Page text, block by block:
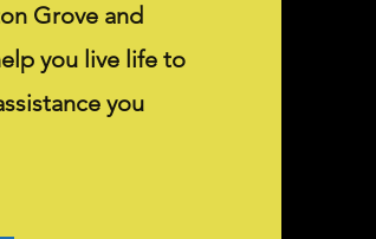
Grove and
you live life to
you